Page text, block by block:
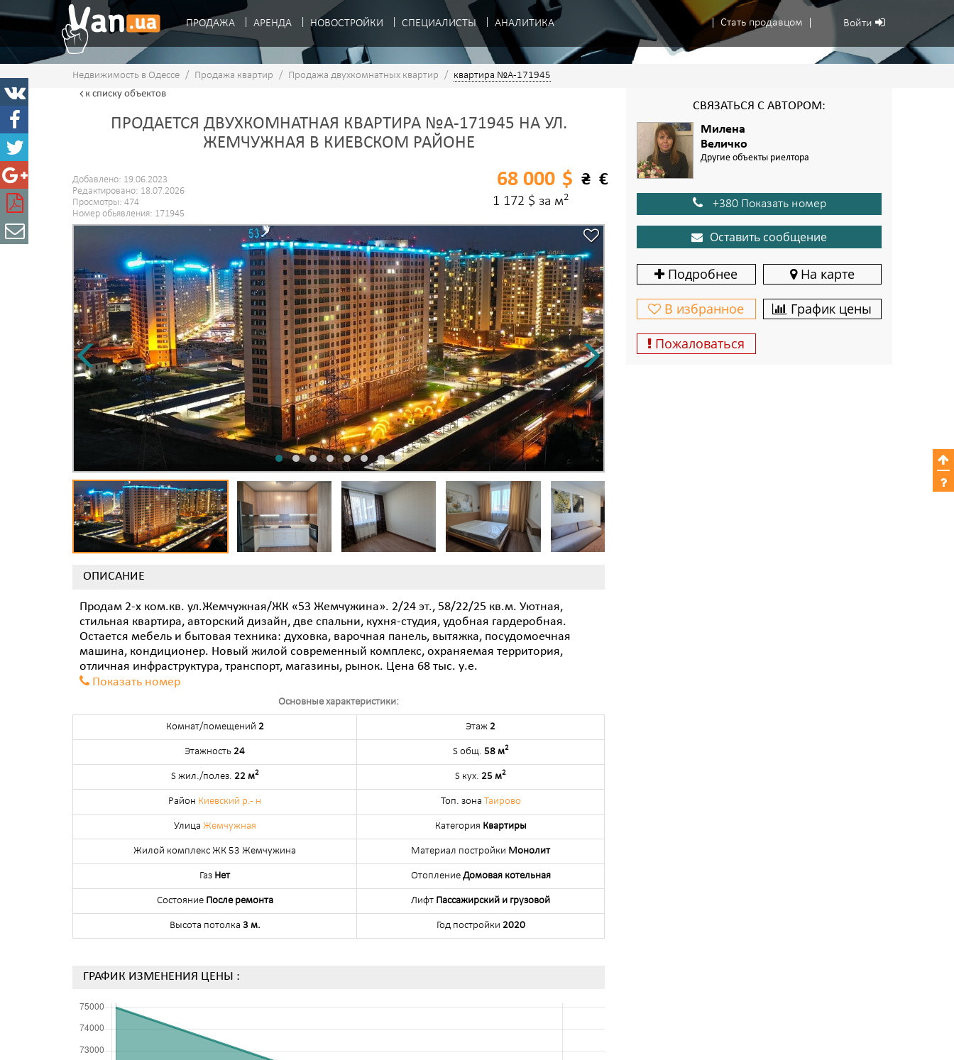
Стать продавцом Войти
ПРОДАЖА АРЕНДА НОВОСТРОЙКИ СПЕЦИАЛИСТЫ АНАЛИТИКА
Недвижимость в Одессе / Продажа квартир / Продажа двухкомнатных квартир / квартира №A-171945
к спискуобъектов
ПРОДАЕТСЯ ДВУХКОМНАТНАЯ КВАРТИРА №A-171945 НА УЛ.
ЖЕМЧУЖНАЯ В КИЕВСКОМ РАЙОНЕ
Добавлено: 19.06.2023
Редактировано: 18.07.2026
Просмотры: 474
Номер обьявления: 171945
$ ₴ €
68 000
1 172 $ за м2
ОПИСАНИЕ
Продам 2-х ком.кв. ул.Жемчужная/ЖК «53 Жемчужина». 2/24 эт., 58/22/25 кв.м. Уютная,
стильная квартира, авторский дизайн, две спальни, кухня-студия, удобная гардеробная.
Остается мебель и бытовая техника: духовка, варочная панель, вытяжка, посудомоечная
машина, кондиционер. Новый жилой современный комплекс, охраняемая территория,
отличная инфраструктура, транспорт, магазины, рынок. Цена 68 тыс. у.е.
Показать номер
Основные характеристики:
Комнат/помещений 2 Этаж 2
Этажность 24 S общ. 58 м2
S жил./полез. 22 м2 S кух. 25 м2
Район Киевский р.- н Топ. зона Таирово
Улица Жемчужная Категория Квартиры
Жилой комплекс ЖК 53 Жемчужина Материал постройки Монолит
Газ Нет Отопление Домовая котельная
Состояние После ремонта Лифт Пассажирский и грузовой
Высота потолка 3 м. Год постройки 2020
ГРАФИК ИЗМЕНЕНИЯ ЦЕНЫ :
СВЯЗАТЬСЯ С АВТОРОМ:
Милена
Величко
Другие объекты риелтора
+380 Показать номер
Оставить сообщение
Подробнее На карте
В избранное График цены
Пожаловаться